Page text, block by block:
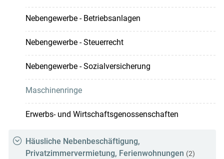
Nebengewerbe - Betriebsanlagen
Nebengewerbe - Steuerrecht
Nebengewerbe - Sozialversicherung
Maschinenringe
Erwerbs- und Wirtschaftsgenossenschaften
Häusliche Nebenbeschäftigung,
Privatzimmervermietung, Ferienwohnungen (2)